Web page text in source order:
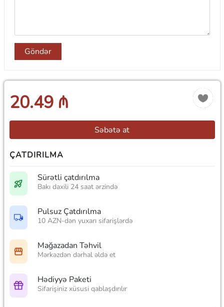
Göndər
20.49 ₼
Səbətə at
ÇATDIRILMA
Sürətli çatdırılma
Bakı daxili 24 saat ərzində
Pulsuz Çatdırılma
10 AZN-dən yuxarı sifarişlərdə
Mağazadan Təhvil
Mərkəzdən dərhal əldə et
Hədiyyə Paketi
Sifarişiniz xüsusi qablaşdırılır